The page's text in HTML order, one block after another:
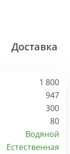
Доставка
1 800
947
300
80
Водяной
Естественная